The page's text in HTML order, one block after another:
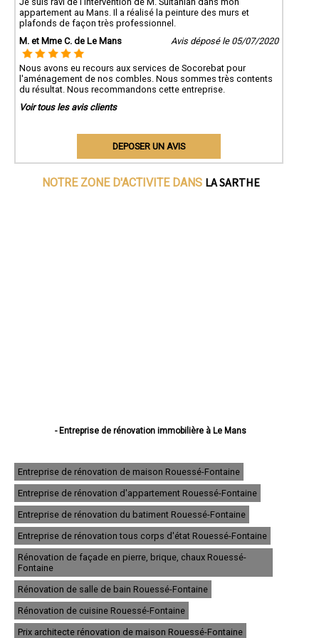
appartement au Mans. Il a réalisé la peinture des murs et
plafonds de façon très professionnel.
M. et Mme C. de Le Mans
Avis déposé le 05/07/2020
Nous avons eu recours aux services de Socorebat pour
l'aménagement de nos combles. Nous sommes très contents
du résultat. Nous recommandons cette entreprise.
Voir tous les avis clients
DEPOSER UN AVIS
NOTRE ZONE D'ACTIVITE DANS LA SARTHE
- Entreprise de rénovation immobilière à Le Mans
- Entreprise de rénovation immobilière à Allonnes
- Entreprise de rénovation immobilière à La Ferté-Bernard
- Entreprise de rénovation immobilière à Coulaines
- Entreprise de rénovation immobilière à Changé
- Entreprise de rénovation immobilière à Mamers
- Entreprise de rénovation immobilière à Arnage
- Entreprise de rénovation immobilière à Parigné-l'Évêque
- Entreprise de rénovation immobilière à Château-du-Loir
- Entreprise de rénovation immobilière à Écommoy
- Entreprise de rénovation immobilière à Mulsanne
- Entreprise de rénovation immobilière à Yvré-l'Évêque
- Entreprise de rénovation immobilière à Bonnétable
- Entreprise de rénovation immobilière à Le Lude
- Entreprise de rénovation immobilière à La Suze-sur-Sarthe
Entreprise de rénovation de maison Rouessé-Fontaine
Entreprise de rénovation d'appartement Rouessé-Fontaine
Entreprise de rénovation du batiment Rouessé-Fontaine
Entreprise de rénovation tous corps d'état Rouessé-Fontaine
Rénovation de façade en pierre, brique, chaux Rouessé-
Fontaine
Rénovation de salle de bain Rouessé-Fontaine
Rénovation de cuisine Rouessé-Fontaine
Prix architecte rénovation de maison Rouessé-Fontaine